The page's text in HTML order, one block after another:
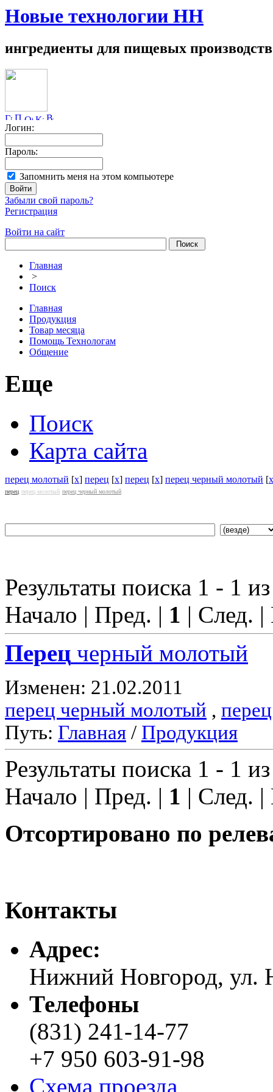
Новые технологии НН
ингредиенты для пищевых производств
Логин:
Пароль:
Запомнить меня на этом компьютере
Забыли свой пароль?
Регистрация
Войти на сайт
Главная
>
Поиск
Главная
Продукция
Товар месяца
Помощь Технологам
Общение
Еще
Поиск
Карта сайта
перец молотый [x] перец [x] перец [x] перец черный молотый [x
перец перец молотый перец черный молотый
Результаты поиска 1 - 1
Начало | Пред. | 1 | След.
Перец черный молотый
Изменен: 21.02.2011
перец черный молотый , перец
Путь: Главная / Продукция
Результаты поиска 1 - 1
Начало | Пред. | 1 | След.
Отсортировано по
Контакты
Адреc:
Нижний Новгород, ул.
Телефоны
(831) 241-14-77
+7 950 603-91-98
Схема проезда